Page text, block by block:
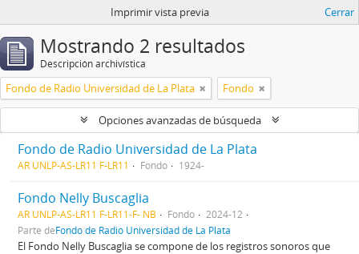
Imprimir vista previa Cerrar
Mostrando 2 resultados
Descripción archivística
Fondo de Radio Universidad de La Plata Fondo
Opciones avanzadas de búsqueda
Fondo de Radio Universidad de La Plata
AR UNLP-AS-LR11 F-LR11 Fondo 1924-
Fondo Nelly Buscaglia
AR UNLP-AS-LR11 F-LR11-F- NB Fondo
2024-12
Parte deFondo de Radio Universidad de La Plata
El Fondo Nelly Buscaglia se compone de los registros sonoros que